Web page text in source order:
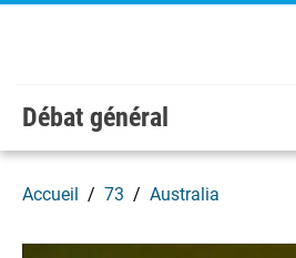
Skip to main content / navigation
Bienvenue aux Nations Unies
Débat général
Accueil 73 Australia